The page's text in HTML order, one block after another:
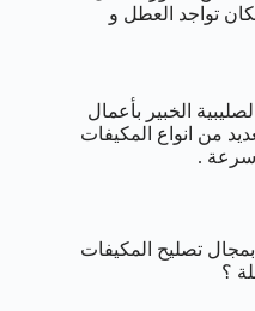
تواجد العطل و
الخبير بأعمال
من انواع المكيفات
سرعة .
تصليح المكيفات
؟